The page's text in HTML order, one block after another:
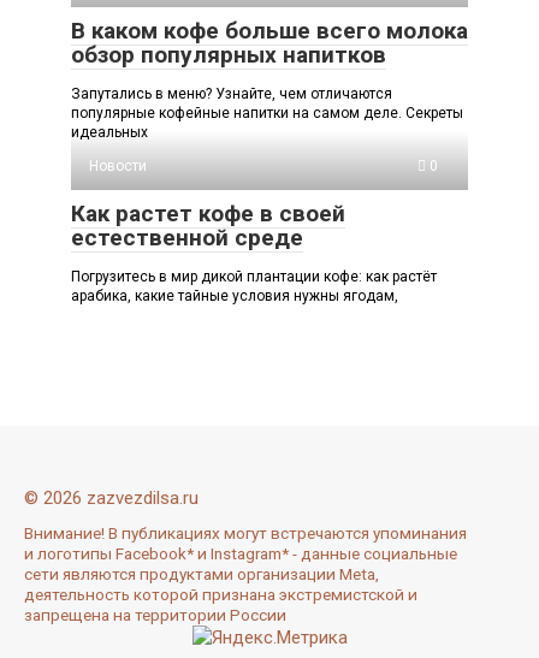
В каком кофе больше всего молока
обзор популярных напитков
Запутались в меню? Узнайте, чем отличаются
популярные кофейные напитки на самом деле. Секреты
идеальных
Новости
0
Как растет кофе в своей
естественной среде
Погрузитесь в мир дикой плантации кофе: как растёт
арабика, какие тайные условия нужны ягодам,
© 2026 zazvezdilsa.ru
Внимание! В публикациях могут встречаются упоминания
и логотипы Facebook* и Instagram* - данные социальные
сети являются продуктами организации Meta,
деятельность которой признана экстремистской и
запрещена на территории России